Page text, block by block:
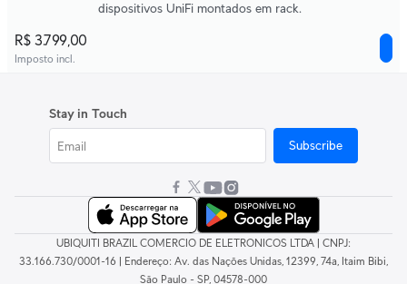
dispositivos UniFi montados em rack.
R$ 3.799,00
Imposto incl.
Stay in Touch
Subscribe
UBIQUITI BRAZIL COMERCIO DE ELETRONICOS LTDA | CNPJ:
33.166.730/0001-16 | Endereço: Av. das Nações Unidas, 12399, 74a, Itaim Bibi,
São Paulo - SP, 04578-000